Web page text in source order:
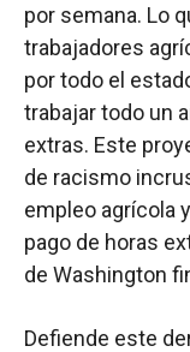
por semana. Lo
trabajadores
por todo el
trabajar todo un
extras. Este
de racismo
empleo agrícola
pago de horas
de Washington
Defiende este